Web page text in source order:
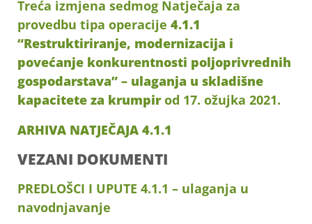
Treća izmjena sedmog Natječaja za
provedbu tipa operacije 4.1.1
“Restruktiriranje, modernizacija i
povećanje konkurentnosti poljoprivrednih
gospodarstava” – ulaganja u skladišne
kapacitete za krumpirod 17. ožujka 2021.
ARHIVA NATJEČAJA 4.1.1
VEZANI DOKUMENTI
PREDLOŠCI I UPUTE 4.1.1 – ulaganja u
navodnjavanje